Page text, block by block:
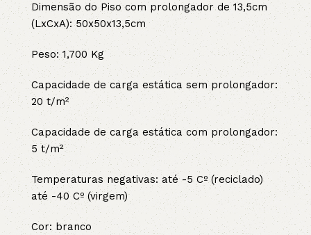
Dimensão do Piso com prolongador de 13,5cm
(LxCxA): 50x50x13,5cm
Peso: 1,700 Kg
Capacidade de carga estática sem prolongador:
20 t/m²
Capacidade de carga estática com prolongador:
5 t/m²
Temperaturas negativas: até -5 Cº (reciclado)
até -40 Cº (virgem)
Cor: branco